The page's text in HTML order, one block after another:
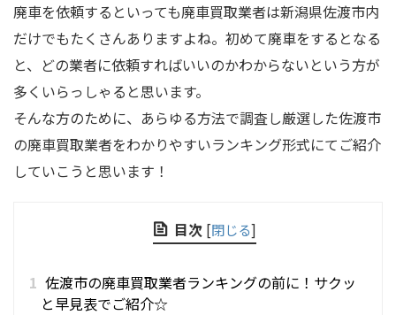
廃車を依頼するといっても廃車買取業者は新潟県佐渡市内
だけでもたくさんありますよね。初めて廃車をするとなる
と、どの業者に依頼すればいいのかわからないという方が
多くいらっしゃると思います。
そんな方のために、あらゆる方法で調査し厳選した佐渡市
の廃車買取業者をわかりやすいランキング形式にてご紹介
していこうと思います！
目次 [閉じる]
1 佐渡市の廃車買取業者ランキングの前に！サクッ
と早見表でご紹介☆